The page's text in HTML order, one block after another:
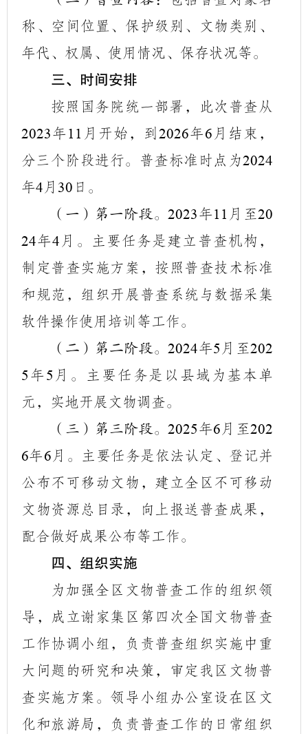
称、空间位置、保护级别、文物类别、
年代、权属、使用情况、保存状况等。
三、时间安排
按照国务院统一部署，此次普查从
2023年11 月开始，到2026年6 月结束，
分三个阶段进行。普查标准时点为2024
年4 月 30 日。
（一）第一阶段。2023年11 月至20
24年4 月。主要任务是建立普查机构，
制定普查实施方案，按照普查技术标准
和规范，组织开展普查系统与数据采集
软件操作使用培训等工作。
（二）第二阶段。2024年5 月至202
5 年5 月。主要任务是以县域为基本单
元，实地开展文物调查。
（三）第三阶段。2025年6 月至202
6年6 月。主要任务是依法认定、登记并
公布不可移动文物，建立全区不可移动
文物资源总目录，向上报送普查成果，
配合做好成果公布等工作。
四、组织实施
为加强全区文物普查工作的组织领
导，成立谢家集区第四次全国文物普查
工作协调小组，负责普查组织实施中重
大问题的研究和决策，审定我区文物普
查实施方案。领导小组办公室设在区文
化和旅游局，负责普查工作的日常组织